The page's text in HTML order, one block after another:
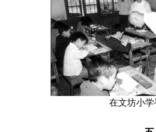
在文坊小学